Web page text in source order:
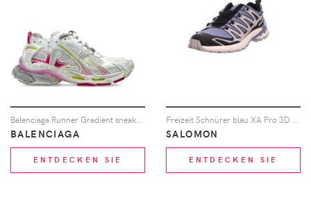
BALENCIAGA
ENTDECKEN SIE
SALOMON
ENTDECKEN SIE